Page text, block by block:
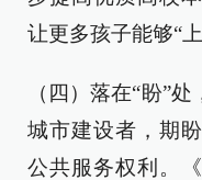
让更多孩子能够“上
（四）落在“盼”
城市建设者，期
公共服务权利。